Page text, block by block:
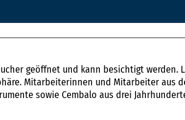
geöffnet und kann besichtigt werden.
Mitarbeiterinnen und Mitarbeiter aus
sowie Cembalo aus drei